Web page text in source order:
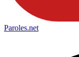
Paroles.net